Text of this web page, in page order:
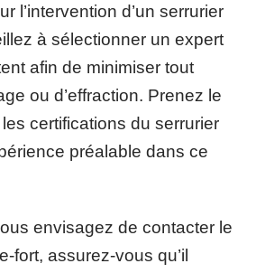
l’intervention d’un serrurier
à sélectionner un expert
afin de minimiser tout
ou d’effraction. Prenez le
certifications du serrurier
préalable dans ce
envisagez de contacter le
fort, assurez-vous qu’il